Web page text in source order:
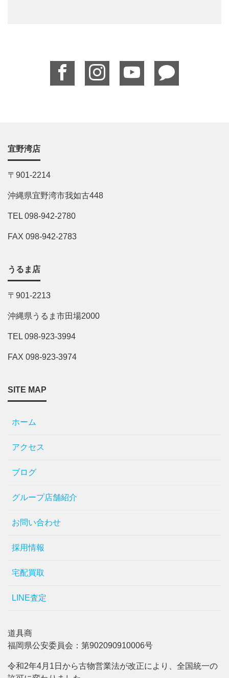
宜野湾店
〒901-2214
沖縄県宜野湾市我如古448
TEL 098-942-2780
FAX 098-942-2783
うるま店
〒901-2213
沖縄県うるま市田場2000
TEL 098-923-3994
FAX 098-923-3974
SITE MAP
ホーム
アクセス
ブログ
グループ店舗紹介
お問い合わせ
採用情報
宅配買取
LINE査定
道具商
福岡県公安委員会：第902090910006号
令和2年4月1日から古物営業法が改正により、全国統一の